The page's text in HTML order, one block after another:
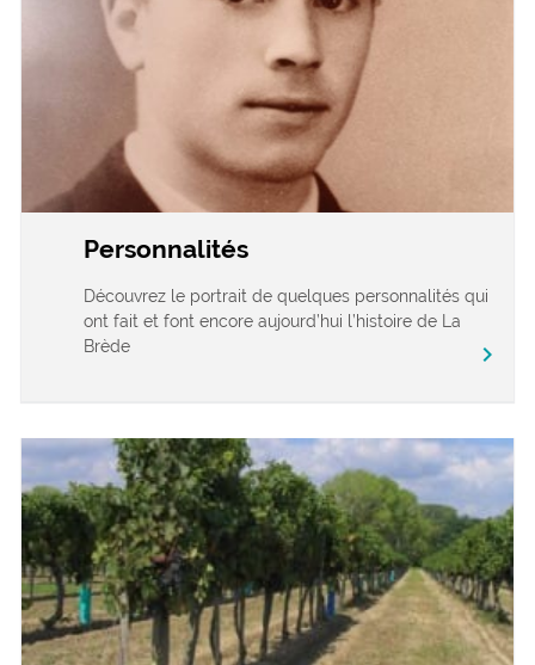
Personnalités
Découvrez le portrait de quelques personnalités qui
ont fait et font encore aujourd’hui l’histoire de La
Brède
chevron_right